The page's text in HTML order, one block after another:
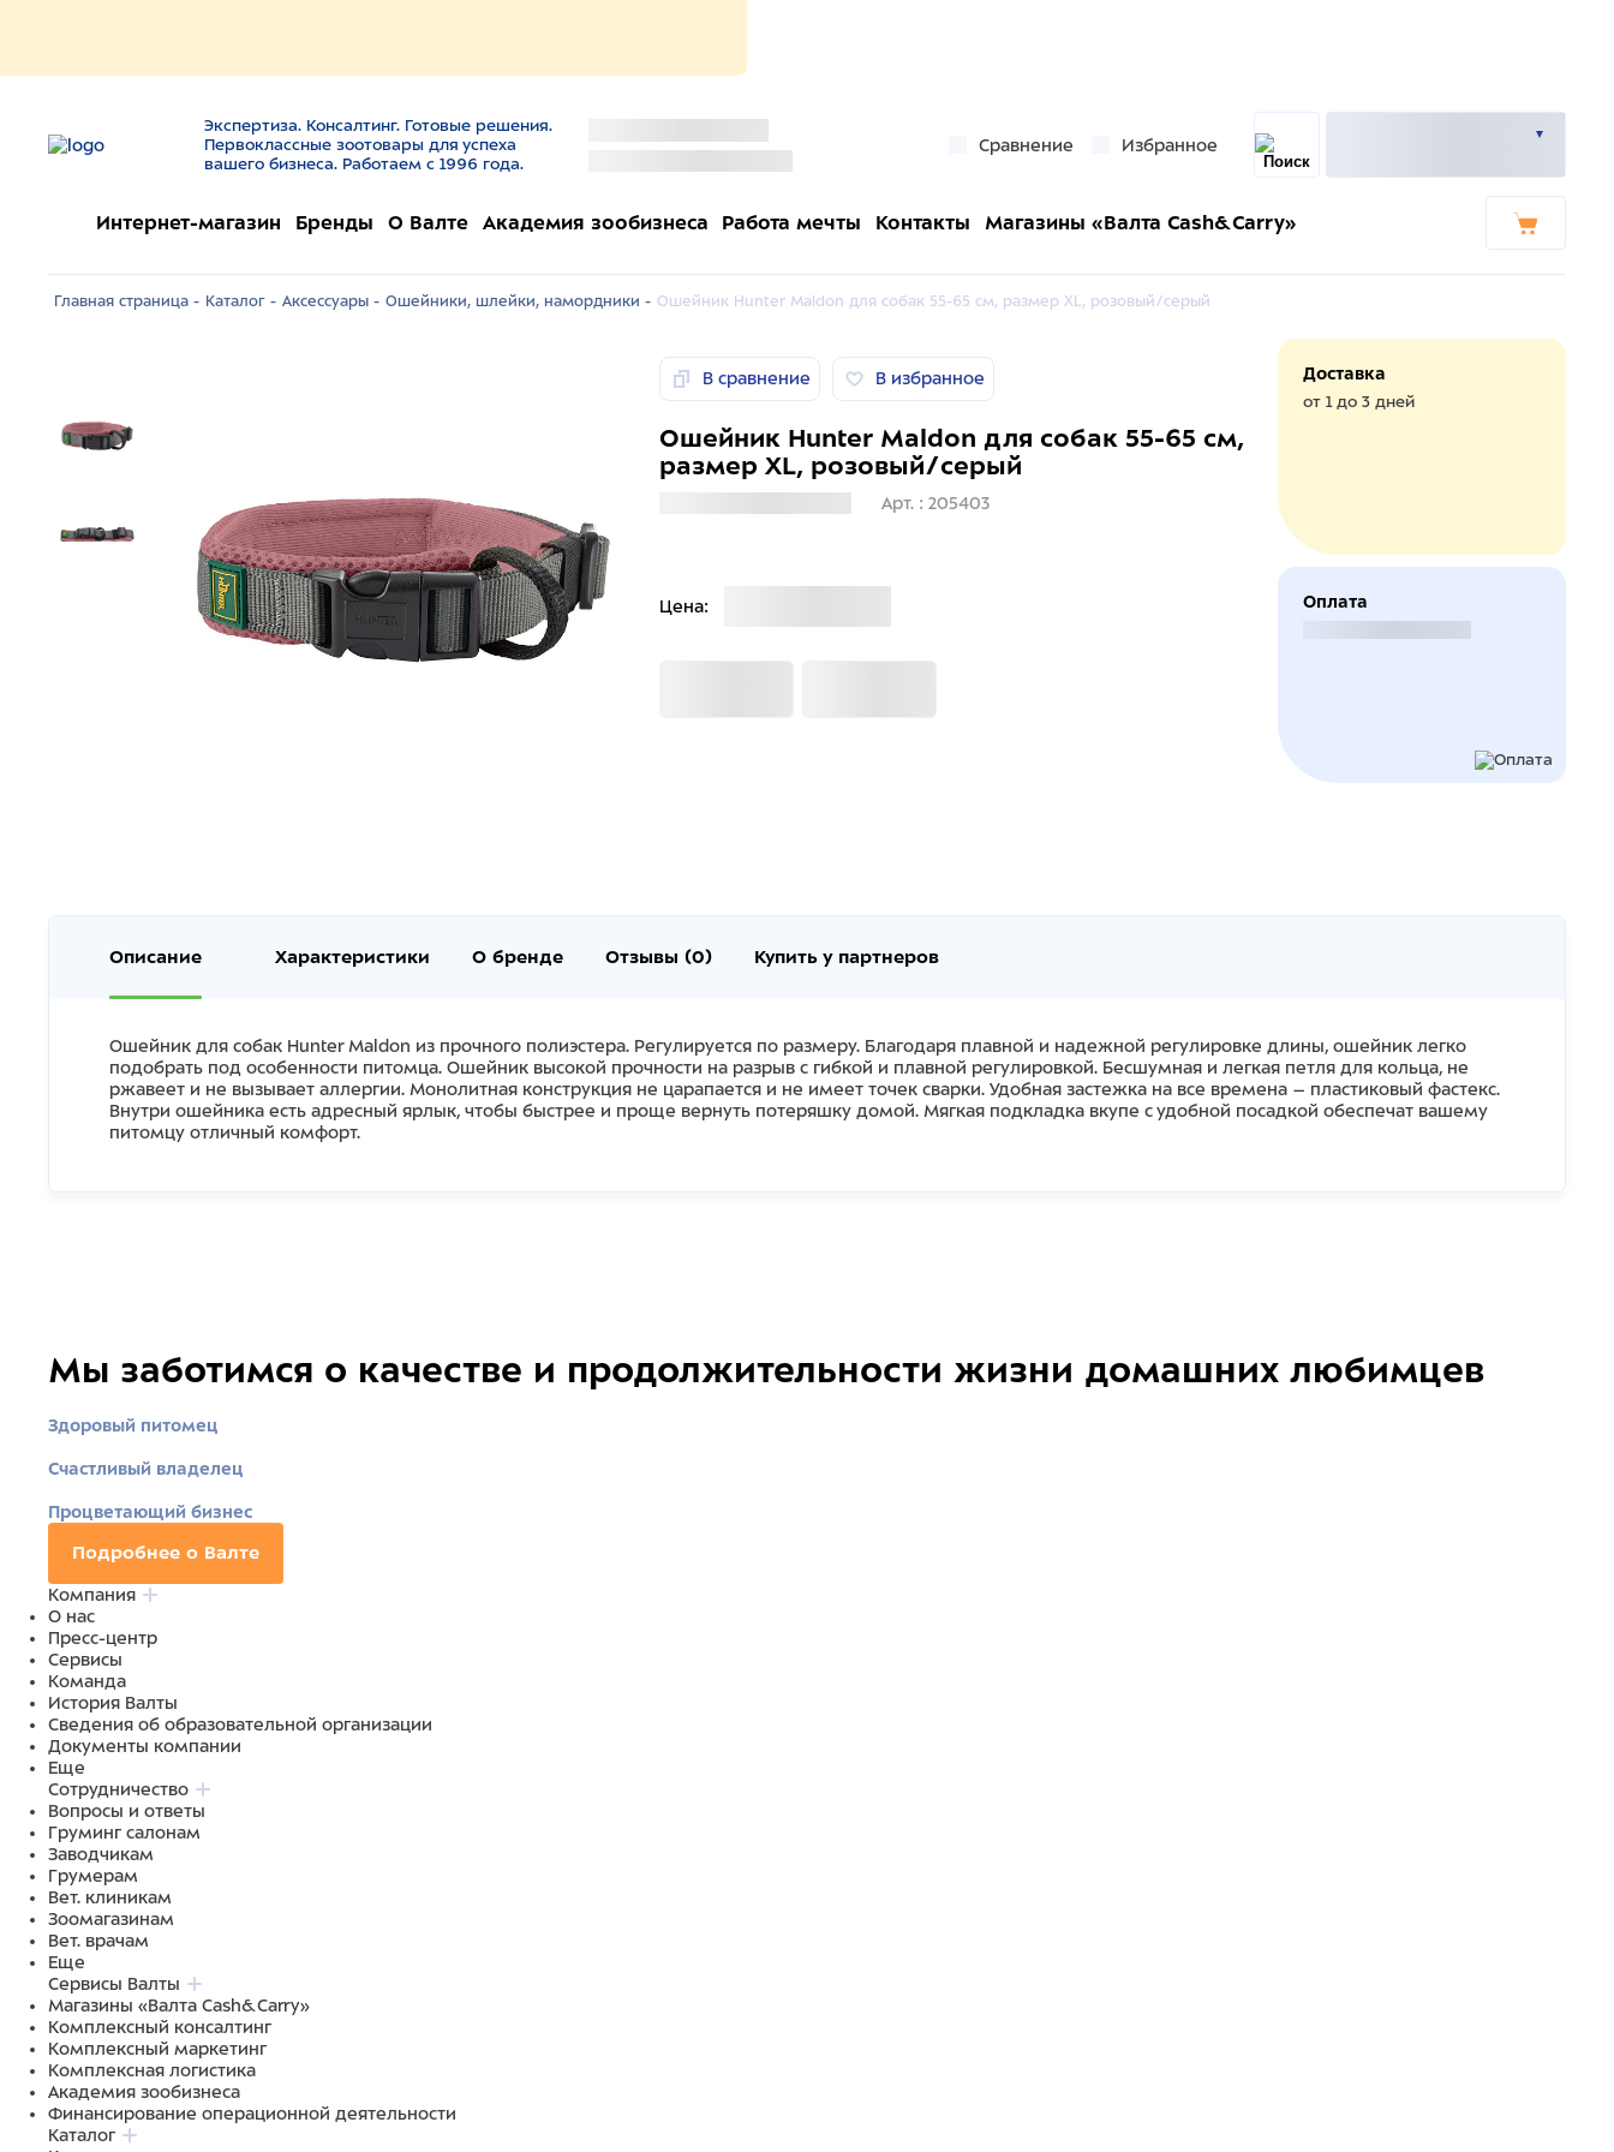
Экспертиза. Консалтинг. Готовые решения.
Первоклассные зоотовары для успеха
вашего бизнеса. Работаем с 1996 года.
Сравнение Избранное
Интернет-магазин Бренды О Валте Академия зообизнеса Работа мечты Контакты Магазины «Валта Cash&Carry»
Главная страница - Каталог - Аксессуары - Ошейники, шлейки, намордники - Ошейник Hunter Maldon для собак 55-65 см, размер XL, розовый/серый
В сравнение В избранное
Ошейник Hunter Maldon для собак 55-65 см,
размер XL, розовый/серый
Арт. : 205403
Цена:
Доставка
от 1 до 3 дней
Оплата
Описание Характеристики О бренде Отзывы (0) Купить у партнеров
Ошейник для собак Hunter Maldon из прочного полиэстера. Регулируется по размеру. Благодаря плавной и надежной регулировке длины, ошейник легко
подобрать под особенности питомца. Ошейник высокой прочности на разрыв с гибкой и плавной регулировкой. Бесшумная и легкая петля для кольца, не
ржавеет и не вызывает аллергии. Монолитная конструкция не царапается и не имеет точек сварки. Удобная застежка на все времена – пластиковый фастекс.
Внутри ошейника есть адресный ярлык, чтобы быстрее и проще вернуть потеряшку домой. Мягкая подкладка вкупе с удобной посадкой обеспечат вашему
питомцу отличный комфорт.
Мы заботимся о качестве и продолжительности жизни домашних любимцев
Здоровый питомец
Счастливый владелец
Процветающий бизнес
Подробнее о Валте
Компания
О нас
Пресс-центр
Сервисы
Команда
История Валты
Сведения об образовательной организации
Документы компании
Еще
Сотрудничество
Вопросы и ответы
Груминг салонам
Заводчикам
Грумерам
Вет. клиникам
Зоомагазинам
Вет. врачам
Еще
Сервисы Валты
Магазины «Валта Cash&Carry»
Комплексный консалтинг
Комплексный маркетинг
Комплексная логистика
Академия зообизнеса
Финансирование операционной деятельности
Каталог